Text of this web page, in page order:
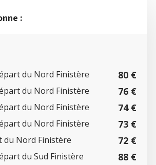
:
du Nord Finistère 80 €
du Nord Finistère 76 €
du Nord Finistère 74 €
du Nord Finistère 73 €
du Nord Finistère 72 €
du Sud Finistère 88 €